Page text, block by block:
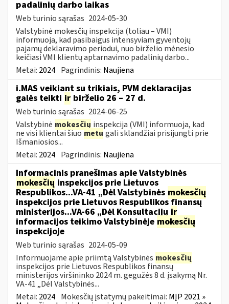
padalinių darbo laikas
Web turinio sąrašas 2024-05-30
Valstybinė mokesčių inspekcija (toliau – VMI)
informuoja, kad pasibaigus intensyviam gyventojų
pajamų deklaravimo periodui, nuo birželio mėnesio
keičiasi VMI klientų aptarnavimo padalinių darbo...
Metai: 2024 Pagrindinis: Naujiena
i.MAS veikiant su trikiais, PVM deklaracijas
galės teikti ir birželio 26 – 27 d.
Web turinio sąrašas 2024-06-25
Valstybinė mokesčių inspekcija (VMI) informuoja, kad
ne visi klientai šiuometu gali sklandžiai prisijungti prie
Išmaniosios...
Metai: 2024 Pagrindinis: Naujiena
Informacinis pranešimas apie Valstybinės
mokesčių inspekcijos prie Lietuvos
Respublikos...VA-41 „Dėl Valstybinės mokesčių
inspekcijos prie Lietuvos Respublikos finansų
ministerijos...VA-66 „Dėl Konsultacijų ir
informacijos teikimo Valstybinėje mokesčių
inspekcijoje
Web turinio sąrašas 2024-05-09
Informuojame apie priimtą Valstybinės mokesčių
inspekcijos prie Lietuvos Respublikos finansų
ministerijos viršininko 2024 m. gegužės 8 d. įsakymą Nr.
VA-41 „Dėl Valstybinės...
Metai: 2024 Mokesčių įstatymų pakeitimai: MĮP 2021 »